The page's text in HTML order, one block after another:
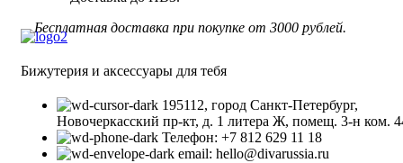
Бесплатная доставка при покупке от 3000 рублей.
Бижутерия и аксессуары для тебя
195112, город Санкт-Петербург,
Новочеркасский пр-кт, д. 1 литера Ж, помещ. 3-н ком.
Телефон: +7 812 629 11 18
email: hello@divarussia.ru